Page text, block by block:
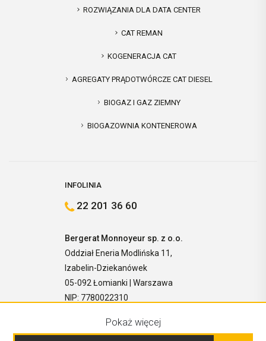
ROZWIĄZANIA DLA DATA CENTER
CAT REMAN
KOGENERACJA CAT
AGREGATY PRĄDOTWÓRCZE CAT DIESEL
BIOGAZ I GAZ ZIEMNY
BIOGAZOWNIA KONTENEROWA
INFOLINIA
22 201 36 60
Bergerat Monnoyeur sp. z o.o.
Oddział Eneria Modlińska 11,
Izabelin-Dziekanówek
05-092 Łomianki | Warszawa
NIP: 7780022310
Pokaż więcej